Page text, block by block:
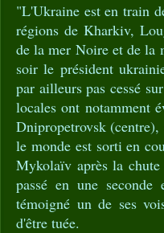
"L'Ukraine est en train
régions de Kharkiv,
de la mer Noire et de la
soir le président
par ailleurs pas cessé
locales ont notamment
Dnipropetrovsk
le monde est sorti en
Mykolaïv après la
passé en une
témoigné un de ses
d'être tuée.